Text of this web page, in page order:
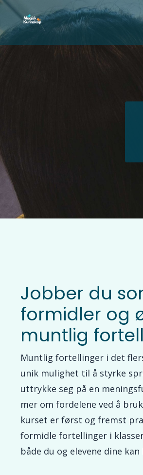
Jobber du
formidler og
muntlig
Muntlig fortellinger i det
unik mulighet til å styrke
uttrykke seg på en
mer om fordelene ved å
kurset er først og fremst
formidle fortellinger i
både du og elevene dine